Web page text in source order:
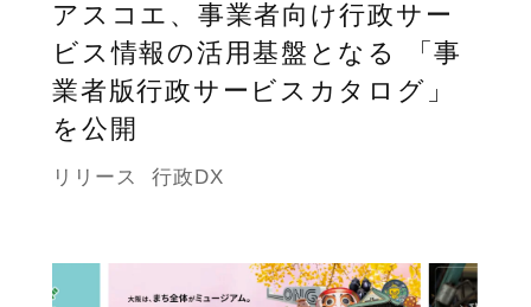
アスコエ、事業者向け行政サー
ビス情報の活用基盤となる 「事
業者版行政サービスカタログ」
を公開
リリース 行政DX